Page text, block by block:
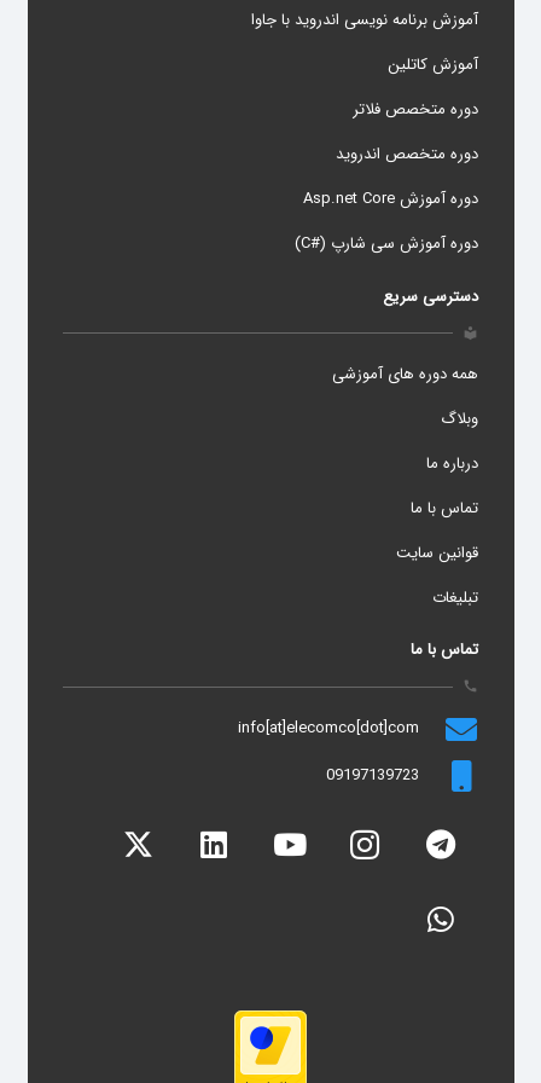
آموزش برنامه نویسی اندروید با جاوا
آموزش کاتلین
دوره متخصص فلاتر
دوره متخصص اندروید
دوره آموزش Asp.net Core
دوره آموزش سی شارپ (#C)
دسترسی سریع
local_library
همه دوره های آموزشی
وبلاگ
درباره ما
تماس با ما
قوانین سایت
تبلیغات
تماس با ما
call
info[at]elecomco[dot]com
09197139723